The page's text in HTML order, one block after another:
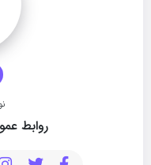
روابط